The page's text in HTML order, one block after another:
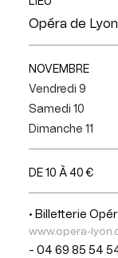
Opéra de Lyon
NOVEMBRE
Vendredi 9
Samedi 10
Dimanche 11
DE 10 À 40 €
• Billetterie
www.opera-
- 04 69 85 54